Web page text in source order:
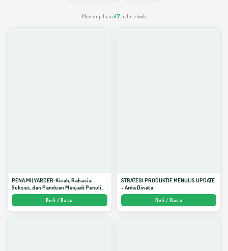
Menampilkan47 judul ebook
PENA MILYARDER: Kisah, Rahasia
Sukses, dan Panduan Menjadi Penulis 1
Milyar di KBM App dari Nol - Arda Dinata
Beli / Baca
STRATEGI PRODUKTIF MENULIS UPDATE
- Arda Dinata
Beli / Baca